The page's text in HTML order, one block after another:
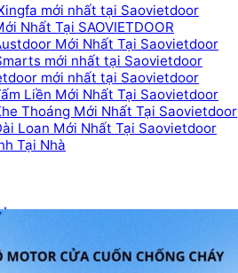
mới nhất tại Saovietdoor
Nhất Tại SAOVIETDOOR
Mới Nhất Tại Saovietdoor
mới nhất tại Saovietdoor
mới nhất tại Saovietdoor
Liền Mới Nhất Tại Saovietdoor
Thoáng Mới Nhất Tại Saovietdoor
Loan Mới Nhất Tại Saovietdoor
Tại Nhà